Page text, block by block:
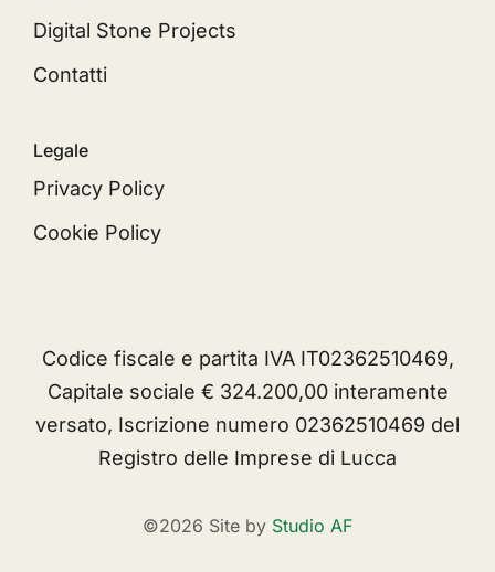
Digital Stone Projects
Contatti
Legale
Privacy Policy
Cookie Policy
Codice fiscale e partita IVA IT02362510469,
Capitale sociale € 324.200,00 interamente
versato, Iscrizione numero 02362510469 del
Registro delle Imprese di Lucca
©2026 Site by Studio AF